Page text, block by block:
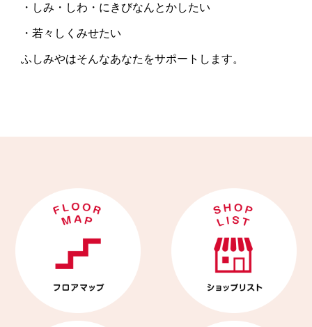
・しみ・しわ・にきびなんとかしたい
・若々しくみせたい
ふしみやはそんなあなたをサポートします。